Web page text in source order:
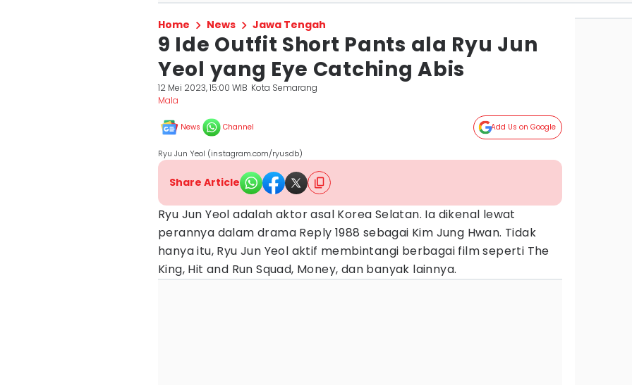
Home News Jawa Tengah
9 Ide Outfit Short Pants ala Ryu Jun
Yeol yang Eye Catching Abis
12 Mei 2023, 15:00 WIB Kota Semarang
Mala
News Channel Add Us on Google
Ryu Jun Yeol (instagram.com/ryusdb)
Share Article
Ryu Jun Yeol adalah aktor asal Korea Selatan. Ia dikenal lewat
perannya dalam drama Reply 1988 sebagai Kim Jung Hwan. Tidak
hanya itu, Ryu Jun Yeol aktif membintangi berbagai film seperti The
King, Hit and Run Squad, Money, dan banyak lainnya.